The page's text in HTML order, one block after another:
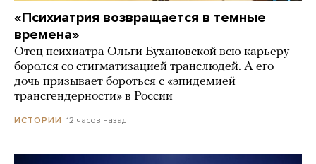
«Психиатрия возвращается в темные
времена»
Отец психиатра Ольги Бухановской всю карьеру
боролся со стигматизацией транслюдей. А его
дочь призывает бороться с «эпидемией
трансгендерности» в России
ИСТОРИИ 12 часов назад